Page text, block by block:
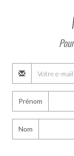
Prénom
Nom